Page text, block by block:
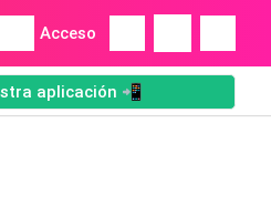
Acceso
aplicación 📲